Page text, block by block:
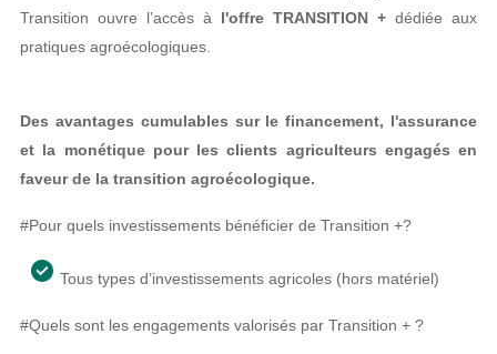
Transition ouvre l’accès à l'offre TRANSITION + dédiée aux
pratiques agroécologiques.
Des avantages cumulables sur le financement, l'assurance
et la monétique pour les clients agriculteurs engagés en
faveur de la transition agroécologique.
#Pour quels investissements bénéficier de Transition +?
Tous types d’investissements agricoles (hors matériel)
#Quels sont les engagements valorisés par Transition + ?